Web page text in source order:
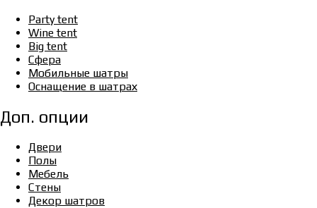
Party tent
Wine tent
Big tent
Сфера
Мобильные шатры
Оснащение в шатрах
Доп. опции
Двери
Полы
Мебель
Стены
Декор шатров